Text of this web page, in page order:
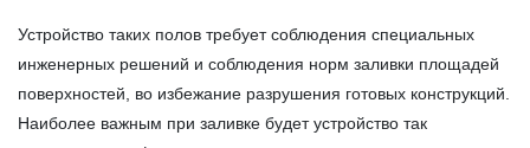
Устройство таких полов требует соблюдения специальных
инженерных решений и соблюдения норм заливки площадей
поверхностей, во избежание разрушения готовых конструкций.
Наиболее важным при заливке будет устройство так